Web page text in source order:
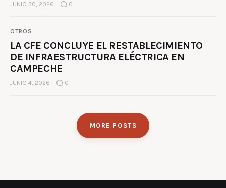
JUNIO 30, 2026 0
OTROS
LA CFE CONCLUYE EL RESTABLECIMIENTO
DE INFRAESTRUCTURA ELÉCTRICA EN
CAMPECHE
JUNIO 4, 2026 0
MORE POSTS